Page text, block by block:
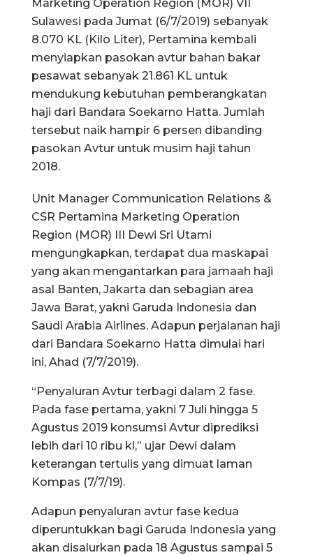
Marketing Operation Region (MOR) VII
Sulawesi pada Jumat (6/7/2019) sebanyak
8.070 KL (Kilo Liter), Pertamina kembali
menyiapkan pasokan avtur bahan bakar
pesawat sebanyak 21.861 KL untuk
mendukung kebutuhan pemberangkatan
haji dari Bandara Soekarno Hatta. Jumlah
tersebut naik hampir 6 persen dibanding
pasokan Avtur untuk musim haji tahun
2018.
Unit Manager Communication Relations &
CSR Pertamina Marketing Operation
Region (MOR) III Dewi Sri Utami
mengungkapkan, terdapat dua maskapai
yang akan mengantarkan para jamaah haji
asal Banten, Jakarta dan sebagian area
Jawa Barat, yakni Garuda Indonesia dan
Saudi Arabia Airlines. Adapun perjalanan haji
dari Bandara Soekarno Hatta dimulai hari
ini, Ahad (7/7/2019).
“Penyaluran Avtur terbagi dalam 2 fase.
Pada fase pertama, yakni 7 Juli hingga 5
Agustus 2019 konsumsi Avtur diprediksi
lebih dari 10 ribu kl,” ujar Dewi dalam
keterangan tertulis yang dimuat laman
Kompas (7/7/19).
Adapun penyaluran avtur fase kedua
diperuntukkan bagi Garuda Indonesia yang
akan disalurkan pada 18 Agustus sampai 5